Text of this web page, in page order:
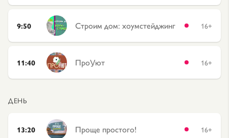
9:50 Строим дом: хоумстейджинг 16+
11:40 ПроУют 16+
ДЕНЬ
13:20 Проще простого! 16+